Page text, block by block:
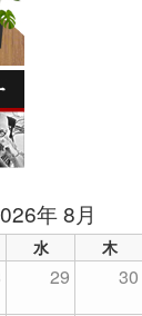
年 8月
水 木
29 30